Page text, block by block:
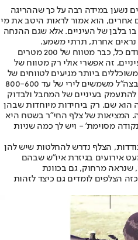
נשען במידה רבה על כך שההריגה
אחרים, הוא אמור לראות היטב את מי
בלבן של העיניים. אלא שגם ההנחה
נראים אחרת, תרתי משמע.
"זה לא עובד ככה", מסביר אלכס. "קודם כל, כבר מטווח של 200 מטרים
זה אפשרי אולי רק מטווח של
המשוכללים ביותר מגיעים לטווחים של
עד כ־2 ק"מ, אולם הרובים הנפוצים בצה"ל משמשים לירי של עד 800-600
להתעמק בעיניים של המחבל ולבדוק
הוא שם. רק ביחידות מיוחדות שבהן
המציאות של צלף החי"ר בשטח היא
מסוימת' - ויש לך כמה שניות
הצלף נדרש להחלטות שיש להן
אירועים בגיזרת איו"ש שבהם
שנראה מרחוק, גם בכוונת
הצלפים לומדים גם כיצד לזהות